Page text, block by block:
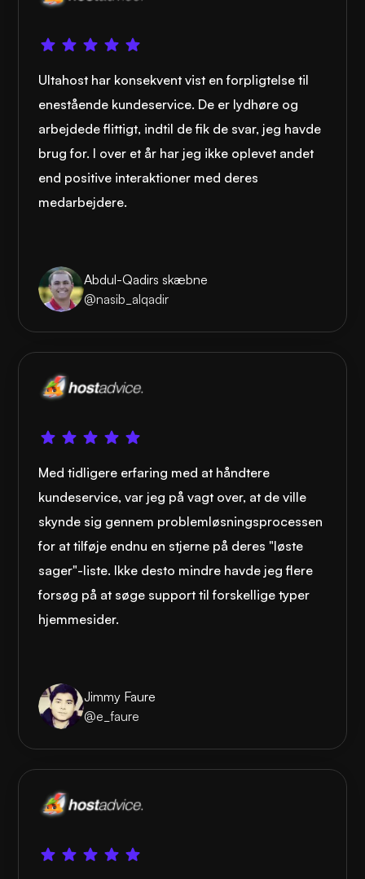
Ultahost har konsekvent vist en forpligtelse til
enestående kundeservice. De er lydhøre og
arbejdede flittigt, indtil de fik de svar, jeg havde
brug for. I over et år har jeg ikke oplevet andet
end positive interaktioner med deres
medarbejdere.
Abdul-Qadirs skæbne
@nasib_alqadir
Med tidligere erfaring med at håndtere
kundeservice, var jeg på vagt over, at de ville
skynde sig gennem problemløsningsprocessen
for at tilføje endnu en stjerne på deres "løste
sager"-liste. Ikke desto mindre havde jeg flere
forsøg på at søge support til forskellige typer
hjemmesider.
Jimmy Faure
@e_faure